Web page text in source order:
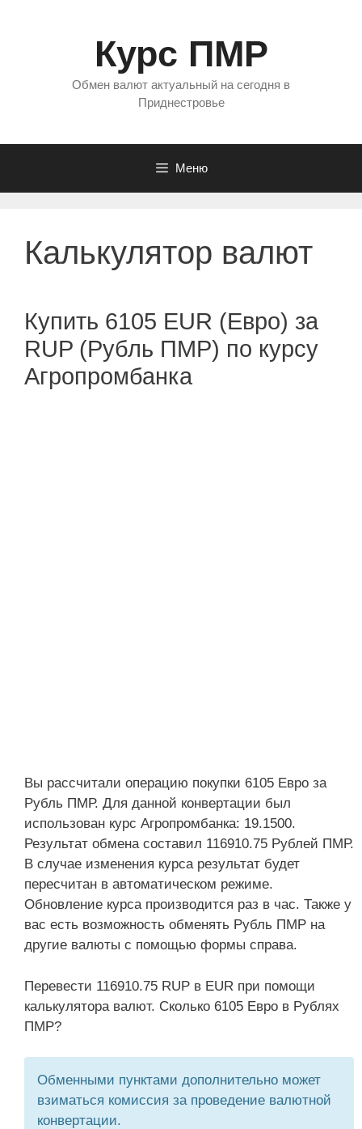
Курс ПМР
Обмен валют актуальный на сегодня в
Приднестровье
Меню
Калькулятор валют
Купить 6105 EUR (Евро) за
RUP (Рубль ПМР) по курсу
Агропромбанка
Вы рассчитали операцию покупки 6105 Евро за
Рубль ПМР. Для данной конвертации был
использован курс Агропромбанка: 19.1500.
Результат обмена составил 116910.75 Рублей ПМР.
В случае изменения курса результат будет
пересчитан в автоматическом режиме.
Обновление курса производится раз в час. Также у
вас есть возможность обменять Рубль ПМР на
другие валюты с помощью формы справа.
Перевести 116910.75 RUP в EUR при помощи
калькулятора валют. Сколько 6105 Евро в Рублях
ПМР?
Обменными пунктами дополнительно может
взиматься комиссия за проведение валютной
конвертации.